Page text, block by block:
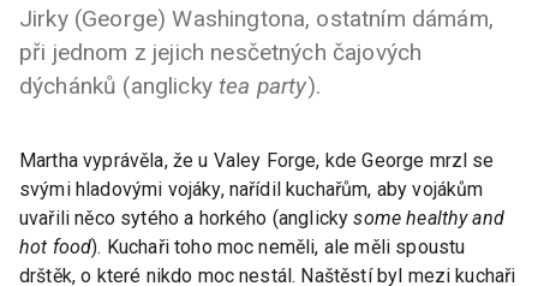
Jirky (George) Washingtona, ostatním dámám,
při jednom z jejich nesčetných čajových
dýchánků (anglickytea party).
Martha vyprávěla, že u Valey Forge, kde George mrzl se
svými hladovými vojáky, nařídil kuchařům, aby vojákům
uvařili něco sytého a horkého (anglickysome healthy and
hot food). Kuchaři toho moc neměli, ale měli spoustu
drštěk, o které nikdo moc nestál. Naštěstí byl mezi kuchaři